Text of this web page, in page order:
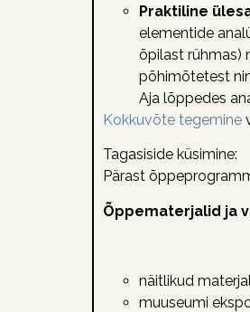
Praktiline
elementide
õpilast rühmas)
põhimõtetest
Aja lõppedes
Kokkuvõte tegemine
Tagasiside küsimine:
Pärast
Õppematerjalid ja
näitlikud
muuseumi